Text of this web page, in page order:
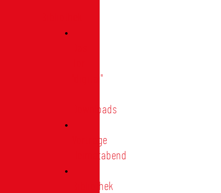
"digital"
Downloads
Vorträge
Heimatabend
Bibliothek